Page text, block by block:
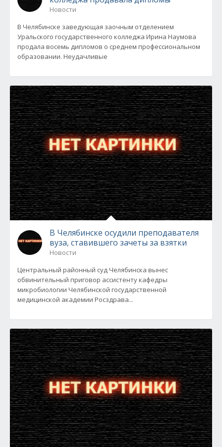
Новости
В Челябинске заведующая заочным отделением
Уральского государственного колледжа Ирина Наумова
продала восемь дипломов о среднем профессиональном
образовании. Неудачливые
В Челябинске осудили преподавателя
вуза, ставившего зачеты за взятки
Новости
Центральный районный суд Челябинска вынес
обвинительный приговор ассистенту кафедры
микробиологии Челябинской государственной
медицинской академии Росздрава...